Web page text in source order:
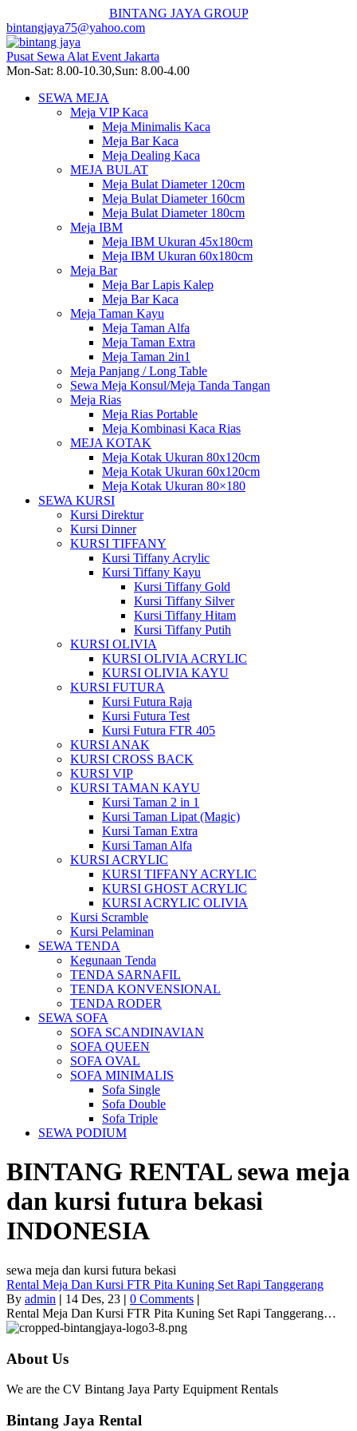
BINTANG JAYA GROUP
bintangjaya75@yahoo.com
Pusat Sewa Alat Event Jakarta
Mon-Sat: 8.00-10.30,Sun: 8.00-4.00
SEWA MEJA
Meja VIP Kaca
Meja Minimalis Kaca
Meja Bar Kaca
Meja Dealing Kaca
MEJA BULAT
Meja Bulat Diameter 120cm
Meja Bulat Diameter 160cm
Meja Bulat Diameter 180cm
Meja IBM
Meja IBM Ukuran 45x180cm
Meja IBM Ukuran 60x180cm
Meja Bar
Meja Bar Lapis Kalep
Meja Bar Kaca
Meja Taman Kayu
Meja Taman Alfa
Meja Taman Extra
Meja Taman 2in1
Meja Panjang / Long Table
Sewa Meja Konsul/Meja Tanda Tangan
Meja Rias
Meja Rias Portable
Meja Kombinasi Kaca Rias
MEJA KOTAK
Meja Kotak Ukuran 80x120cm
Meja Kotak Ukuran 60x120cm
Meja Kotak Ukuran 80×180
SEWA KURSI
Kursi Direktur
Kursi Dinner
KURSI TIFFANY
Kursi Tiffany Acrylic
Kursi Tiffany Kayu
Kursi Tiffany Gold
Kursi Tiffany Silver
Kursi Tiffany Hitam
Kursi Tiffany Putih
KURSI OLIVIA
KURSI OLIVIA ACRYLIC
KURSI OLIVIA KAYU
KURSI FUTURA
Kursi Futura Raja
Kursi Futura Test
Kursi Futura FTR 405
KURSI ANAK
KURSI CROSS BACK
KURSI VIP
KURSI TAMAN KAYU
Kursi Taman 2 in 1
Kursi Taman Lipat (Magic)
Kursi Taman Extra
Kursi Taman Alfa
KURSI ACRYLIC
KURSI TIFFANY ACRYLIC
KURSI GHOST ACRYLIC
KURSI ACRYLIC OLIVIA
Kursi Scramble
Kursi Pelaminan
SEWA TENDA
Kegunaan Tenda
TENDA SARNAFIL
TENDA KONVENSIONAL
TENDA RODER
SEWA SOFA
SOFA SCANDINAVIAN
SOFA QUEEN
SOFA OVAL
SOFA MINIMALIS
Sofa Single
Sofa Double
Sofa Triple
SEWA PODIUM
BINTANG RENTAL sewa meja
dan kursi futura bekasi
INDONESIA
sewa meja dan kursi futura bekasi
Rental Meja Dan Kursi FTR Pita Kuning Set Rapi Tanggerang
By admin | 14 Des, 23 | 0 Comments |
Rental Meja Dan Kursi FTR Pita Kuning Set Rapi Tanggerang…
About Us
We are the CV Bintang Jaya Party Equipment Rentals
Bintang Jaya Rental